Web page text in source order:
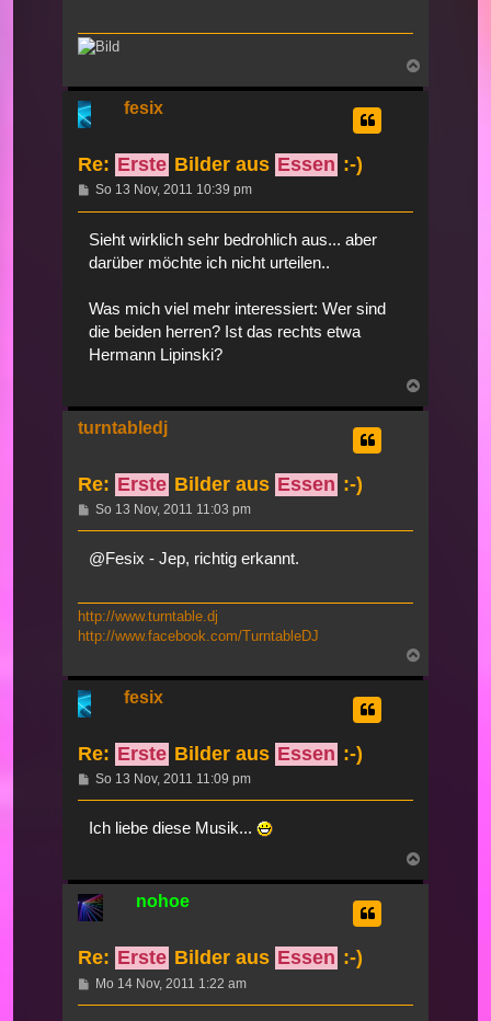
fesix
Re: Erste Bilder aus Essen :-)
Beitrag
So 13 Nov, 2011 10:39 pm
Sieht wirklich sehr bedrohlich aus... aber
darüber möchte ich nicht urteilen..
Was mich viel mehr interessiert: Wer sind
die beiden herren? Ist das rechts etwa
Hermann Lipinski?
turntabledj
Re: Erste Bilder aus Essen :-)
Beitrag
So 13 Nov, 2011 11:03 pm
@Fesix - Jep, richtig erkannt.
http://www.turntable.dj
http://www.facebook.com/TurntableDJ
oben
fesix
Re: Erste Bilder aus Essen :-)
Beitrag
So 13 Nov, 2011 11:09 pm
Ich liebe diese Musik...
nohoe
Re: Erste Bilder aus Essen :-)
Beitrag
Mo 14 Nov, 2011 1:22 am